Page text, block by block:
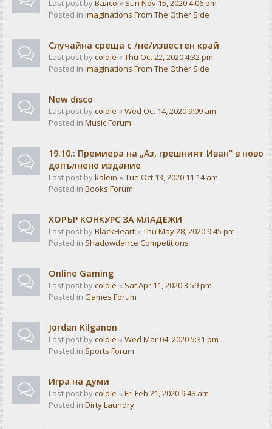
Last post byВалсо « Sun Nov 15, 2020 4:06 pm
Posted in Imaginations From The Other Side
Случайна среща с /не/известен край
Last post bycoldie « Thu Oct 22, 2020 4:32 pm
Posted in Imaginations From The Other Side
New disco
Last post bycoldie « Wed Oct 14, 2020 9:09 am
Posted in Music Forum
19.10.: Премиера на „Аз, грешният Иван“ в ново
допълнено издание
Last post bykalein « Tue Oct 13, 2020 11:14 am
Posted in Books Forum
ХОРЪР КОНКУРС ЗА МЛАДЕЖИ
Last post byBlackHeart « Thu May 28, 2020 9:45 pm
Posted in Shadowdance Competitions
Online Gaming
Last post bycoldie « Sat Apr 11, 2020 3:59 pm
Posted in Games Forum
Jordan Kilganon
Last post bycoldie « Wed Mar 04, 2020 5:31 pm
Posted in Sports Forum
Игра на думи
Last post bycoldie « Fri Feb 21, 2020 9:48 am
Posted in Dirty Laundry